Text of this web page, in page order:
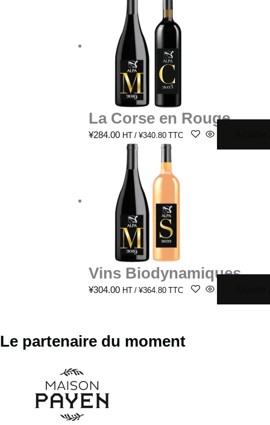
La Corse en Rouge
¥284.00 HT /¥340.80TTC
Vins Biodynamiques
¥304.00 HT /¥364.80TTC
Le partenaire du moment